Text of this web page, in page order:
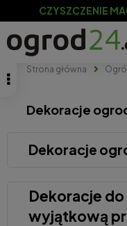
CZYSZCZENIE
Strona główna
Dekoracje
Dekoracje
Dekoracje
wyjątkową